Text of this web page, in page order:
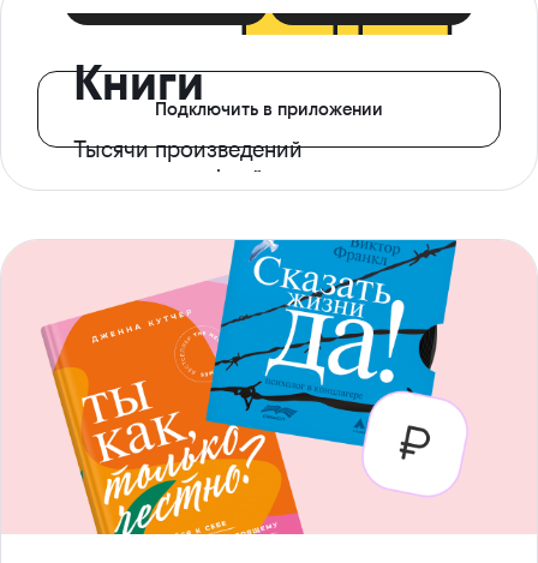
Книги
Тысячи произведений
с доступом офлайн
Подключить в приложении